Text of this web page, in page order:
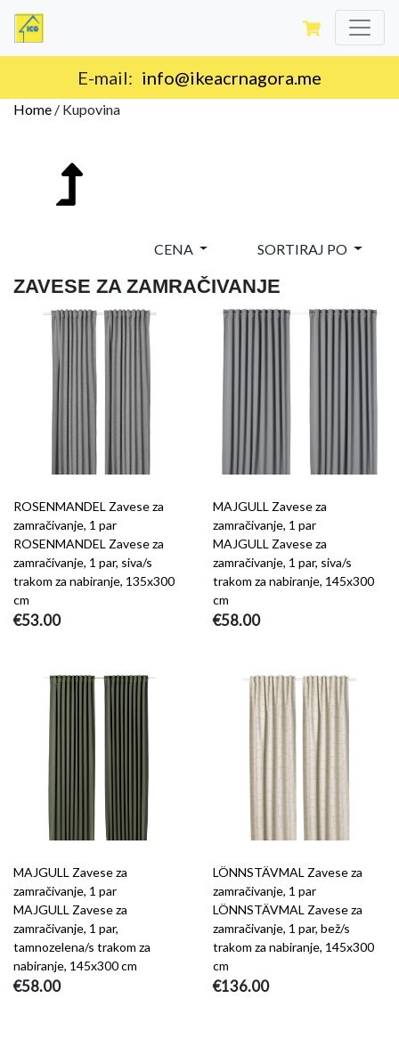
E-mail: info@ikeacrnagora.me
Home / Kupovina
CENA SORTIRAJ PO
ZAVESE ZA ZAMRAČIVANJE
ROSENMANDEL Zavese za
zamračivanje, 1 par
ROSENMANDEL Zavese za
zamračivanje, 1 par, siva/s
trakom za nabiranje, 135x300
cm
€53.00
MAJGULL Zavese za
zamračivanje, 1 par
MAJGULL Zavese za
zamračivanje, 1 par, siva/s
trakom za nabiranje, 145x300
cm
€58.00
MAJGULL Zavese za
zamračivanje, 1 par
MAJGULL Zavese za
zamračivanje, 1 par,
tamnozelena/s trakom za
nabiranje, 145x300 cm
€58.00
LÖNNSTÄVMAL Zavese za
zamračivanje, 1 par
LÖNNSTÄVMAL Zavese za
zamračivanje, 1 par, bež/s
trakom za nabiranje, 145x300
cm
€136.00